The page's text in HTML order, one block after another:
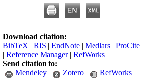
Download citation:
BibTeX | RIS | EndNote | Medlars | ProCite
| Reference Manager| RefWorks
Send citation to:
Mendeley
Zotero RefWorks